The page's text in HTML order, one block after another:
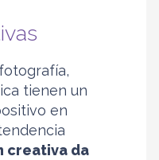
tienen un
en
creativa da